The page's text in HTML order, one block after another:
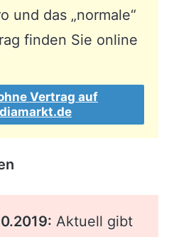
und das „normale“
finden Sie online
Vertrag auf
Aktuell gibt